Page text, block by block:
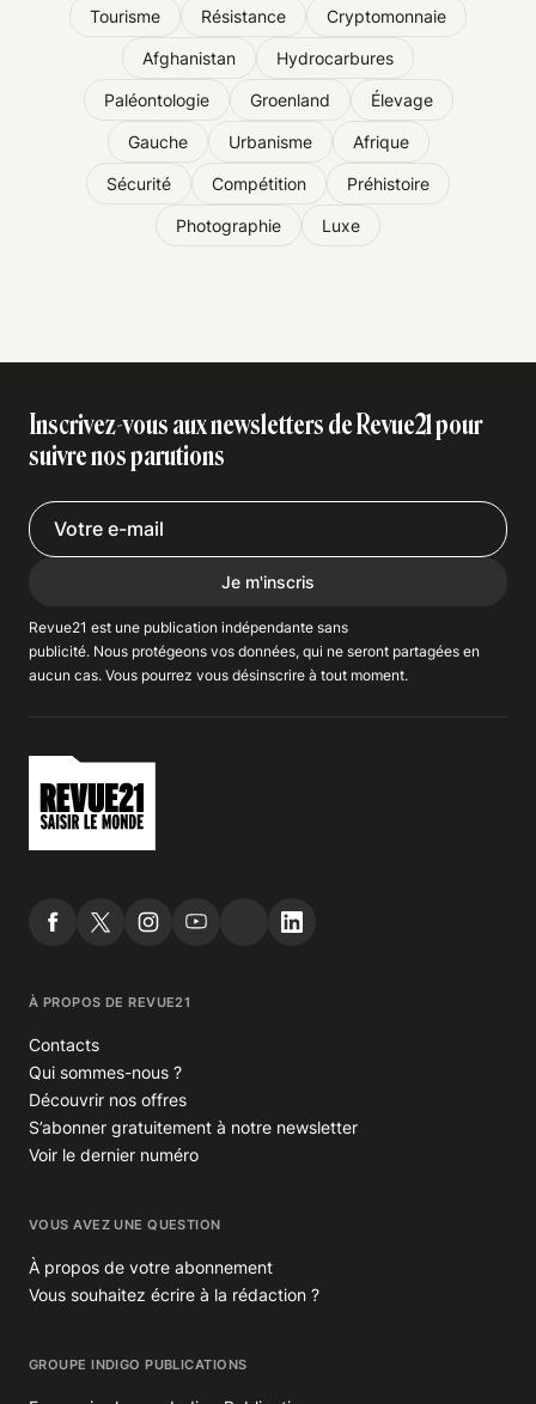
Tourisme Résistance Cryptomonnaie
Afghanistan Hydrocarbures
Paléontologie Groenland Élevage
Gauche Urbanisme Afrique
Sécurité Compétition Préhistoire
Photographie Luxe
Inscrivez-vous aux newsletters de Revue21 pour
suivre nos parutions
Je m'inscris
Revue21 est une publication indépendante sans
publicité. Nous protégeons vos données, qui ne seront partagées en
aucun cas. Vous pourrez vous désinscrire à tout moment.
À PROPOS DE REVUE21
Contacts
Qui sommes-nous ?
Découvrir nos offres
S’abonner gratuitement à notre newsletter
Voir le dernier numéro
VOUS AVEZ UNE QUESTION
À propos de votre abonnement
Vous souhaitez écrire à la rédaction ?
GROUPE INDIGO PUBLICATIONS